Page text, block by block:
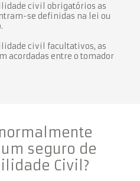
civil obrigatórios as
se definidas na lei ou
civil facultativos, as
acordadas entre o tomador
seguro de
Civil?